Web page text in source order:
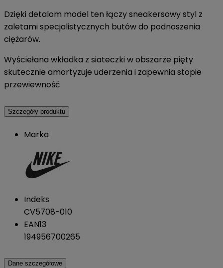
Dzięki detalom model ten łączy sneakersowy styl z
zaletami specjalistycznych butów do podnoszenia
ciężarów.
Wyściełana wkładka z siateczki w obszarze pięty
skutecznie amortyzuje uderzenia i zapewnia stopie
przewiewność
Szczegóły produktu
Marka
Indeks
CV5708-010
EAN13
194956700265
Dane szczegółowe